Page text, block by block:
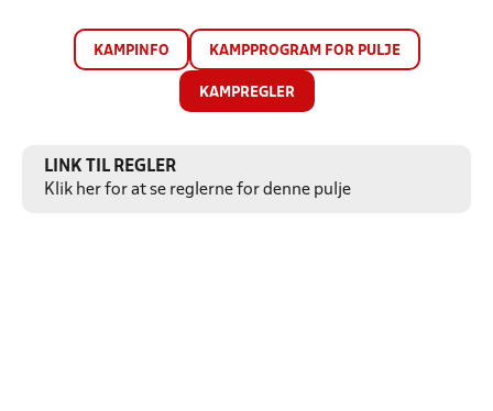
KAMPINFO KAMPPROGRAM FOR PULJE
KAMPREGLER
LINK TIL REGLER
Klik her for at se reglerne for denne pulje